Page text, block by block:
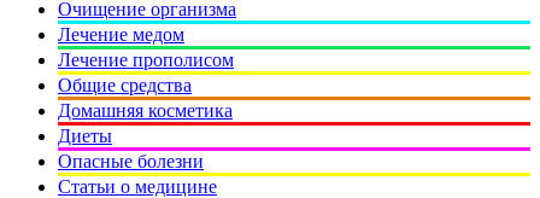
Очищение организма
Лечение медом
Лечение прополисом
Общие средства
Домашняя косметика
Диеты
Опасные болезни
Статьи о медицине